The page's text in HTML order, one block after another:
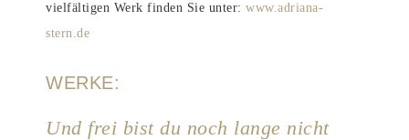
vielfältigen Werk finden Sie unter: www.adriana-
stern.de
WERKE:
Und frei bist du noch lange nicht